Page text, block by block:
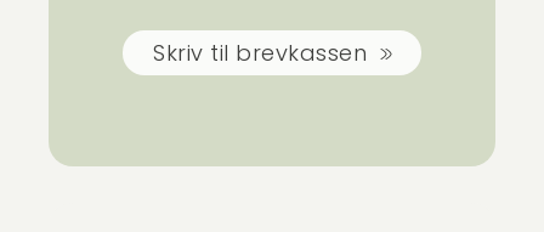
Skriv til brevkassen